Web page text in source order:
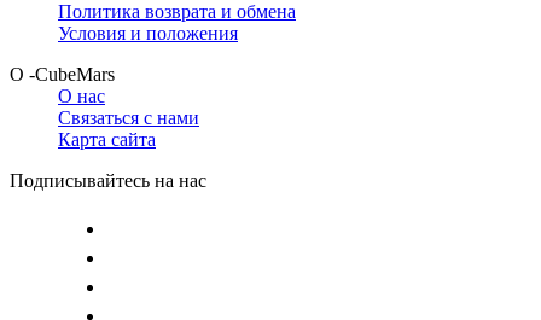
Политика возврата и обмена
Условия и положения
О -CubeMars
О нас
Связаться с нами
Карта сайта
Подписывайтесь на нас